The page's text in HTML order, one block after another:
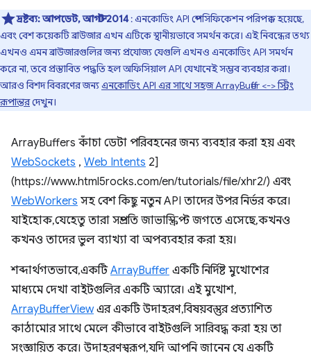
দ্রষ্টব্য:আপডেট, আগস্ট 2014: এনকোডিং API স্পেসিফিকেশন পরিপক্ক হয়েছে,
এবং বেশ কয়েকটি ব্রাউজার এখন এটিকে স্থানীয়ভাবে সমর্থন করে। এই নিবন্ধের তথ্য
এখনও এমন ব্রাউজারগুলির জন্য প্রযোজ্য যেগুলি এখনও এনকোডিং API সমর্থন
করে না, তবে প্রস্তাবিত পদ্ধতি হল অফিসিয়াল API যেখানেই সম্ভব ব্যবহার করা।
আরও বিশদ বিবরণের জন্যএনকোডিং API এর সাথে সহজ ArrayBuffer <-> স্ট্রিং
রূপান্তরদেখুন।
ArrayBuffers কাঁচা ডেটা পরিবহনের জন্য ব্যবহার করা হয় এবং
WebSockets , Web Intents 2]
(https://www.html5rocks.com/en/tutorials/file/xhr2/) এবং
WebWorkers সহ বেশ কিছু নতুন API তাদের উপর নির্ভর করে।
যাইহোক, যেহেতু তারা সম্প্রতি জাভাস্ক্রিপ্ট জগতে এসেছে, কখনও
কখনও তাদের ভুল ব্যাখ্যা বা অপব্যবহার করা হয়।
শব্দার্থগতভাবে, একটিArrayBuffer একটি নির্দিষ্ট মুখোশের
মাধ্যমে দেখা বাইটগুলির একটি অ্যারে। এই মুখোশ,
ArrayBufferViewএর একটি উদাহরণ, বিষয়বস্তুর প্রত্যাশিত
কাঠামোর সাথে মেলে কীভাবে বাইটগুলি সারিবদ্ধ করা হয় তা
সংজ্ঞায়িত করে। উদাহরণস্বরূপ, যদি আপনি জানেন যে একটি